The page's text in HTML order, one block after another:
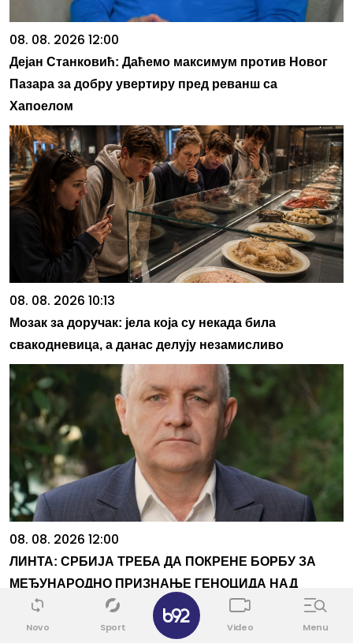
08. 08. 2026 12:00
Дејан Станковић: Даћемо максимум против Новог
Пазара за добру увертиру пред реванш са
Хапоелом
08. 08. 2026 10:13
Мозак за доручак: јела која су некада била
свакодневица, а данас делују незамисливо
08. 08. 2026 12:00
ЛИНТА: СРБИЈА ТРЕБА ДА ПОКРЕНЕ БОРБУ ЗА
МЕЂУНАРОДНО ПРИЗНАЊЕ ГЕНОЦИДА НАД
СРБИМА У НДХ
Novo Sport Video Menu
✕